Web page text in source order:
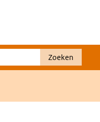
Zoeken